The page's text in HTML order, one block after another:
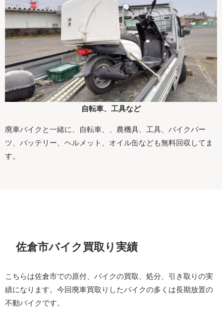
自転車、工具など
廃車バイクと一緒に、自転車、、農機具、工具、バイクパー
ツ、バッテリー、ヘルメット、オイル缶なども無料回収してま
す。
佐倉市バイク買取り実績
こちらは佐倉市での原付、バイクの買取、処分、引き取りの実
績になります。今回廃車買取りしたバイクの多くは長期放置の
不動バイクです。